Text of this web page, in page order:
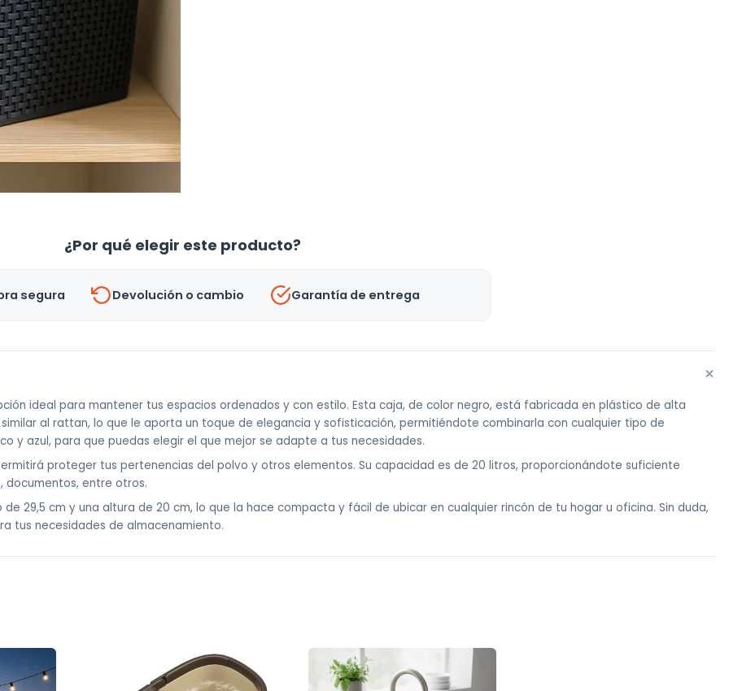
¿Por qué elegir este producto?
segura Devolución o cambio Garantía de entrega
+
ideal para mantener tus espacios ordenados y con estilo. Esta caja, de color negro, está fabricada en plástico de alta
al rattan, lo que le aporta un toque de elegancia y sofisticación, permitiéndote combinarla con cualquier tipo de
y azul, para que puedas elegir el que mejor se adapte a tus necesidades.
proteger tus pertenencias del polvo y otros elementos. Su capacidad es de 20 litros, proporcionándote suficiente
documentos, entre otros.
29,5 cm y una altura de 20 cm, lo que la hace compacta y fácil de ubicar en cualquier rincón de tu hogar u oficina. Sin duda,
tus necesidades de almacenamiento.